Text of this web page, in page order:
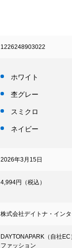
1226248903022
ホワイト
杢グレー
スミクロ
ネイビー
2026年3月15日
4,994円（税込）
株式会社デイトナ・イン
DAYTONAPARK（自社
ファッション